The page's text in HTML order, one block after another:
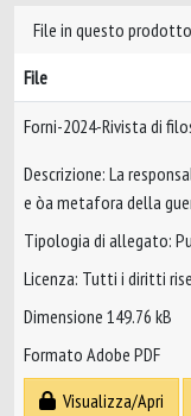
File in questo
File
Forni-2024-Rivista di
Descrizione: La
e òa metafora della
Tipologia di allegato:
Licenza: Tutti i diritti
Dimensione 149.76 kB
Formato Adobe PDF
Visualizza/Apri